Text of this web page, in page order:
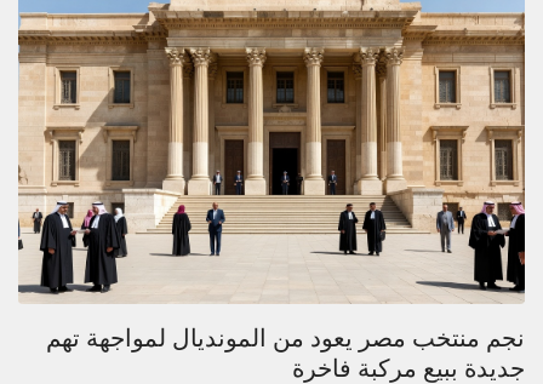
نجم منتخب مصر يعود من المونديال لمواجهة تهم
جديدة ببيع مركبة فاخرة